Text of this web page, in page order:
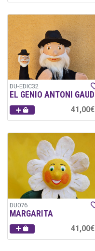
DU-EDIC32
EL GENIO ANTONI GAUDÍ
41,00€
DU076
MARGARITA
41,00€